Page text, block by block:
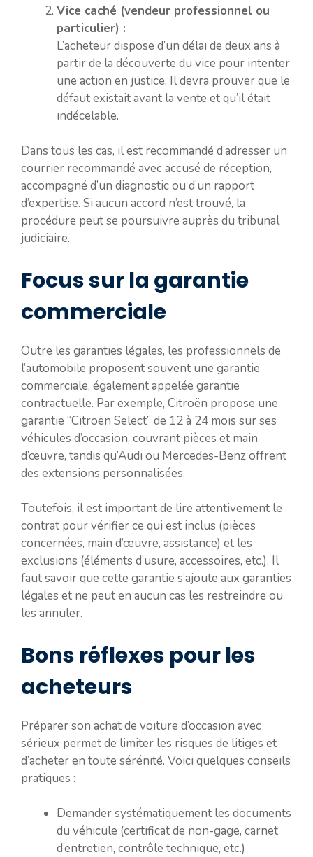
Vice caché (vendeur professionnel ou
particulier) :
L’acheteur dispose d’un délai de deux ans à
partir de la découverte du vice pour intenter
une action en justice. Il devra prouver que le
défaut existait avant la vente et qu’il était
indécelable.
Dans tous les cas, il est recommandé d’adresser un
courrier recommandé avec accusé de réception,
accompagné d’un diagnostic ou d’un rapport
d’expertise. Si aucun accord n’est trouvé, la
procédure peut se poursuivre auprès du tribunal
judiciaire.
Focus sur la garantie
commerciale
Outre les garanties légales, les professionnels de
l’automobile proposent souvent une garantie
commerciale, également appelée garantie
contractuelle. Par exemple, Citroën propose une
garantie “Citroën Select” de 12 à 24 mois sur ses
véhicules d’occasion, couvrant pièces et main
d’œuvre, tandis qu’Audi ou Mercedes-Benz offrent
des extensions personnalisées.
Toutefois, il est important de lire attentivement le
contrat pour vérifier ce qui est inclus (pièces
concernées, main d’œuvre, assistance) et les
exclusions (éléments d’usure, accessoires, etc.). Il
faut savoir que cette garantie s’ajoute aux garanties
légales et ne peut en aucun cas les restreindre ou
les annuler.
Bons réflexes pour les
acheteurs
Préparer son achat de voiture d’occasion avec
sérieux permet de limiter les risques de litiges et
d’acheter en toute sérénité. Voici quelques conseils
pratiques :
Demander systématiquement les documents
du véhicule (certificat de non-gage, carnet
d’entretien, contrôle technique, etc.)